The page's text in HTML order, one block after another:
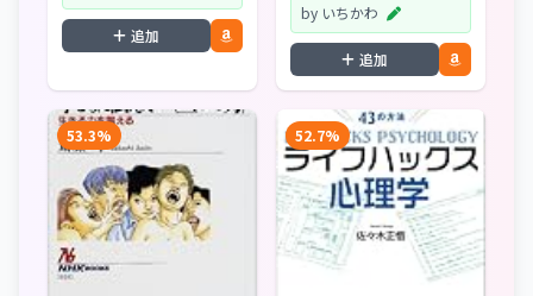
追加
by いちかわ
追加
53.3% 52.7%